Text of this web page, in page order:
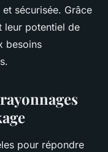
sécurisée. Grâce
leur potentiel de
besoins
pour répondre